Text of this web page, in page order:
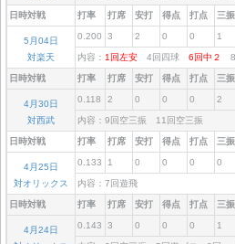
日時対戦 打率 打席 安打 得点 打点 三振
5月04日
対楽天
0.200 3 2 0 0 1
内容： 1回左安 4回四球 6回中２
日時対戦 打率 打席 安打 得点 打点 三振
4月30日
対西武
0.118 2 0 0 0 2
内容：9回空三振 11回空三振
日時対戦 打率 打席 安打 得点 打点 三振
4月25日
対オリックス
0.133 1 0 0 0 0
内容：7回遊飛
日時対戦 打率 打席 安打 得点 打点 三振
4月24日
0.143 3 0 0 0 1